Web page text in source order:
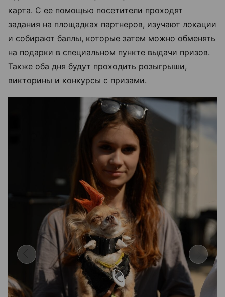
карта. С ее помощью посетители проходят
задания на площадках партнеров, изучают локации
и собирают баллы, которые затем можно обменять
на подарки в специальном пункте выдачи призов.
Также оба дня будут проходить розыгрыши,
викторины и конкурсы с призами.